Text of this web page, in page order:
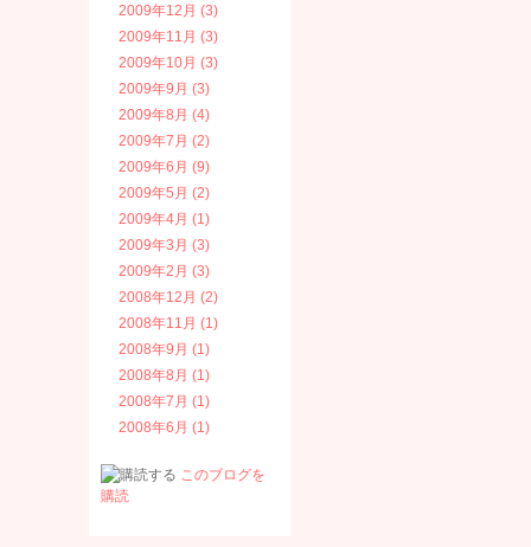
2009年12月 (3)
2009年11月 (3)
2009年10月 (3)
2009年9月 (3)
2009年8月 (4)
2009年7月 (2)
2009年6月 (9)
2009年5月 (2)
2009年4月 (1)
2009年3月 (3)
2009年2月 (3)
2008年12月 (2)
2008年11月 (1)
2008年9月 (1)
2008年8月 (1)
2008年7月 (1)
2008年6月 (1)
このブログを
購読